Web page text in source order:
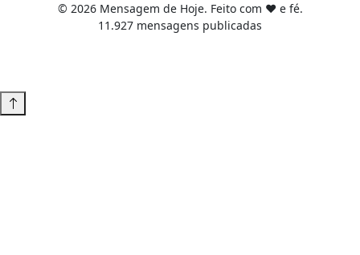
© 2026 Mensagem de Hoje. Feito com ❤️ e fé.
11.927 mensagens publicadas